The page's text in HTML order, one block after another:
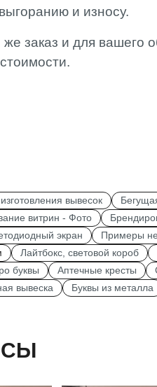
и износу.
заказ и для вашего
вывесок
витрин - Фото
экран Примеры
Лайтбокс, световой короб
буквы Аптечные кресты
вывеска Буквы из металла